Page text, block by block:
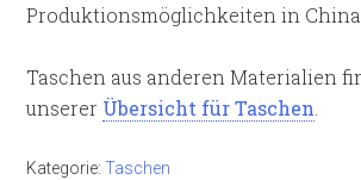
Produktionsmöglichkeiten in China.
Taschen aus anderen Materialien
unserer Übersicht für Taschen
Kategorie:Taschen